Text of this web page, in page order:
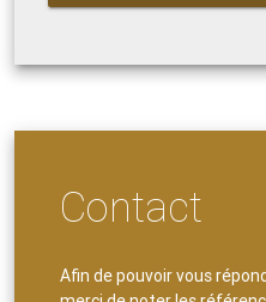
Contact
Afin de pouvoir vous